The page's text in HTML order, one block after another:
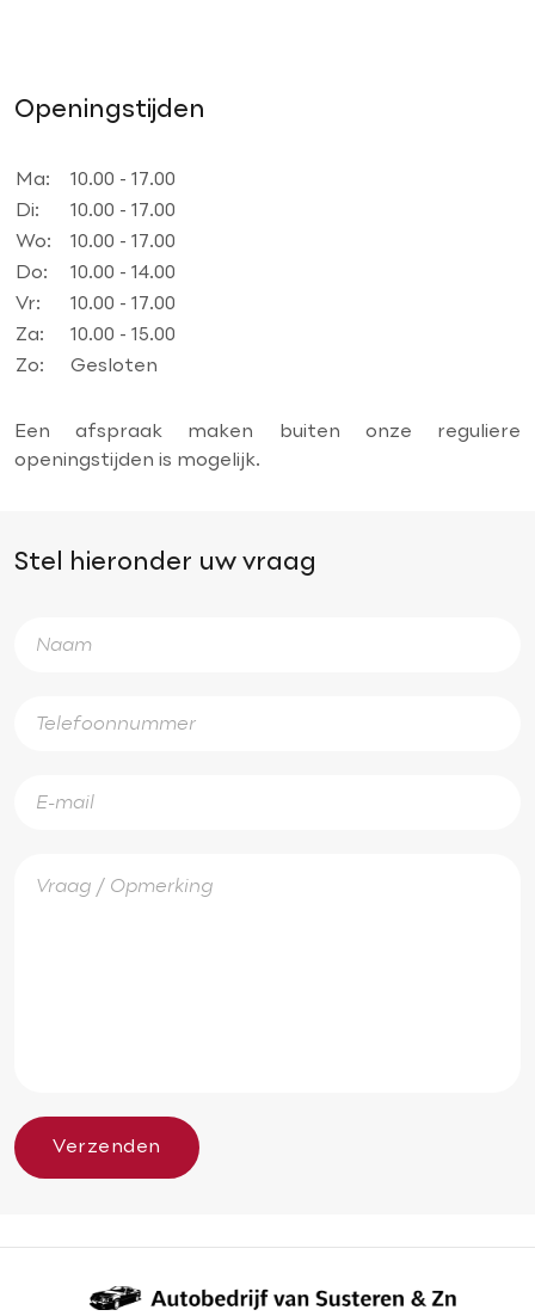
Openingstijden
Ma:
10.00 - 17.00
Di:
10.00 - 17.00
Wo:
10.00 - 17.00
Do:
10.00 - 14.00
Vr:
10.00 - 17.00
Za:
10.00 - 15.00
Zo:
Gesloten
Een afspraak maken buiten onze reguliere
openingstijden is mogelijk.
Stel hieronder uw vraag
Verzenden